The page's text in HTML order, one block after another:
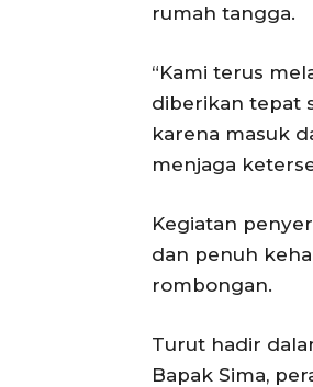
rumah tangga.
“Kami terus
diberikan tepat
karena masuk
menjaga
Kegiatan
dan penuh
rombongan.
Turut hadir
Bapak Sima,